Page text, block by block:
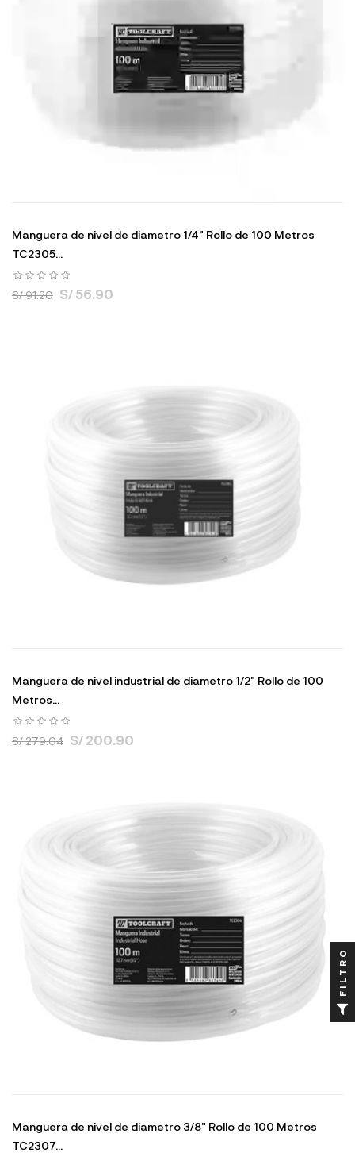
Manguera de nivel de diametro 1/4" Rollo de 100 Metros
TC2305...
S/ 91.20 S/ 56.90
Manguera de nivel industrial de diametro 1/2" Rollo de 100
Metros...
S/ 279.04 S/ 200.90
Manguera de nivel de diametro 3/8" Rollo de 100 Metros
TC2307...
FILTRO